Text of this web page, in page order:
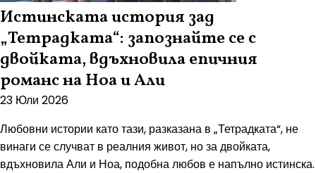
Истинската история зад
„Тетрадката“: запознайте се с
двойката, вдъхновила епичния
романс на Ноа и Али
23 Юли 2026
Любовни истории като тази, разказана в „Тетрадката“, не
винаги се случват в реалния живот, но за двойката,
вдъхновила Али и Ноа, подобна любов е напълно истинска.